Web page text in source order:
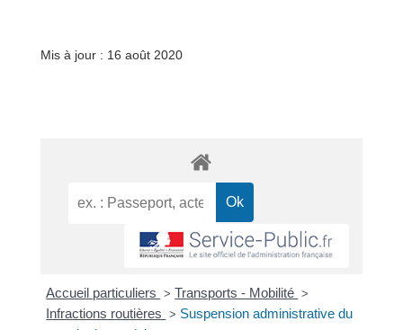
Mis à jour : 16 août 2020
Accueil particuliers > Transports - Mobilité >
Infractions routières > Suspension administrative du